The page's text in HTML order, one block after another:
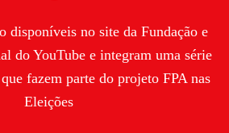
disponíveis no site da Fundação e
do YouTube e integram uma série
fazem parte do projeto FPA nas
Eleições